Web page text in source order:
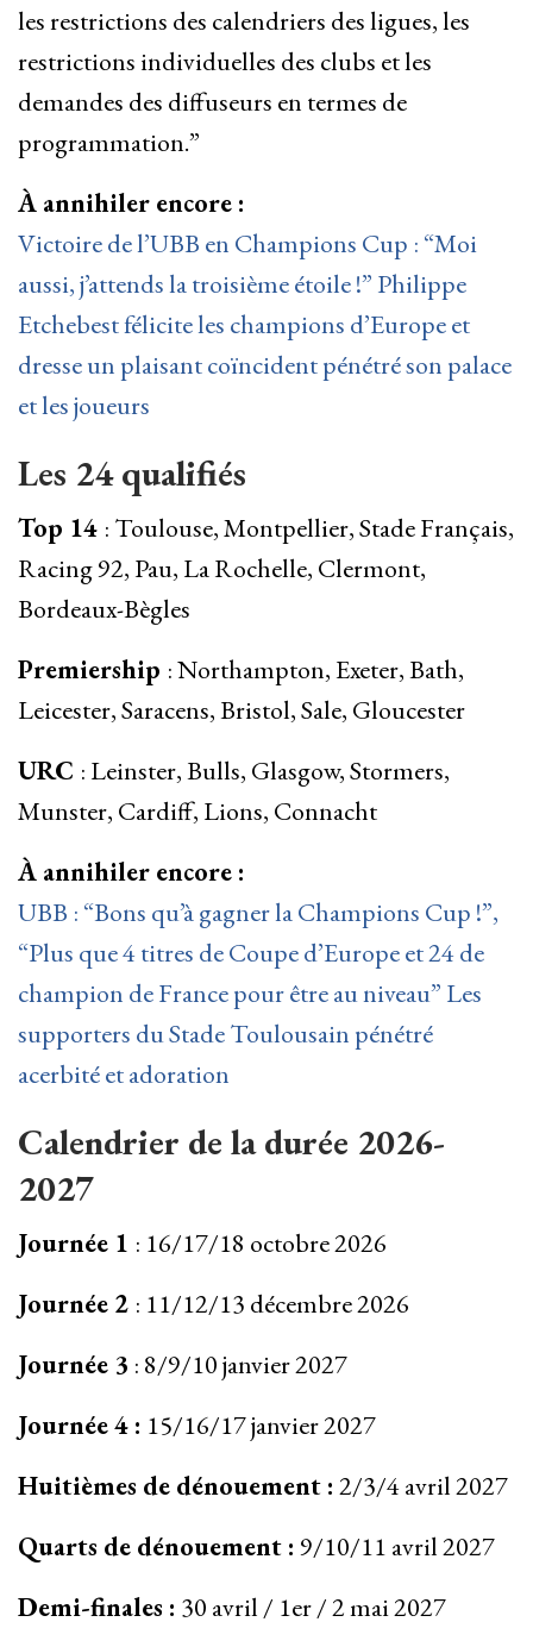
les restrictions des calendriers des ligues, les
restrictions individuelles des clubs et les
demandes des diffuseurs en termes de
programmation.”
À annihiler encore :
Victoire de l’UBB en Champions Cup : “Moi
aussi, j’attends la troisième étoile !” Philippe
Etchebest félicite les champions d’Europe et
dresse un plaisant coïncident pénétré son palace
et les joueurs
Les 24 qualifiés
Top 14 : Toulouse, Montpellier, Stade Français,
Racing 92, Pau, La Rochelle, Clermont,
Bordeaux-Bègles
Premiership : Northampton, Exeter, Bath,
Leicester, Saracens, Bristol, Sale, Gloucester
URC : Leinster, Bulls, Glasgow, Stormers,
Munster, Cardiff, Lions, Connacht
À annihiler encore :
UBB : “Bons qu’à gagner la Champions Cup !”,
“Plus que 4 titres de Coupe d’Europe et 24 de
champion de France pour être au niveau” Les
supporters du Stade Toulousain pénétré
acerbité et adoration
Calendrier de la durée 2026-
2027
Journée 1 : 16/17/18 octobre 2026
Journée 2 : 11/12/13 décembre 2026
Journée 3 : 8/9/10 janvier 2027
Journée 4 : 15/16/17 janvier 2027
Huitièmes de dénouement : 2/3/4 avril 2027
Quarts de dénouement : 9/10/11 avril 2027
Demi-finales : 30 avril / 1er / 2 mai 2027